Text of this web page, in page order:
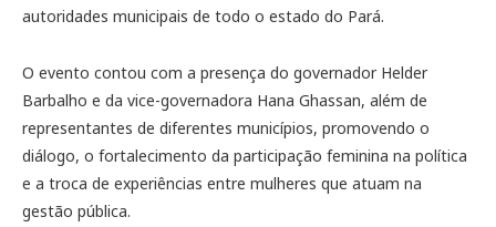
autoridades municipais de todo o estado do Pará.
O evento contou com a presença do governador Helder
Barbalho e da vice-governadora Hana Ghassan, além de
representantes de diferentes municípios, promovendo o
diálogo, o fortalecimento da participação feminina na política
e a troca de experiências entre mulheres que atuam na
gestão pública.